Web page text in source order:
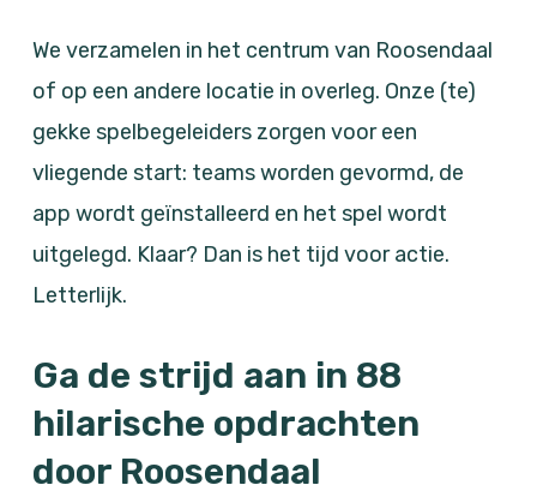
We verzamelen in het centrum van Roosendaal
of op een andere locatie in overleg. Onze (te)
gekke spelbegeleiders zorgen voor een
vliegende start: teams worden gevormd, de
app wordt geïnstalleerd en het spel wordt
uitgelegd. Klaar? Dan is het tijd voor actie.
Letterlijk.
Ga de strijd aan in 88
hilarische opdrachten
door Roosendaal